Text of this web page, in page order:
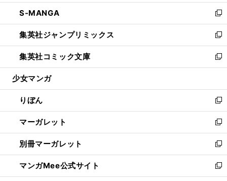
開
く
ウ
で
開
く
ン
ド
ウ
で
開
く
ウ
ィ
ン
ド
ウ
で
開
し
い
ウ
ィ
ン
ド
ウ
開
く
S-MANGA
新
し
い
ウ
ィ
ン
ウ
で
開
く
集英社ジャンプリミックス
新
し
い
ウ
ン
ド
ウ
で
開
く
集英社コミック文庫
新
し
ウ
ィ
ン
ド
ウ
で
開
く
少女マンガ
りぼん
新
し
い
ウ
ィ
ン
ド
ウ
マーガレット
新
し
い
ウ
ィ
ン
別冊マーガレット
新
し
い
ウ
マンガMee公式サイト
新
し